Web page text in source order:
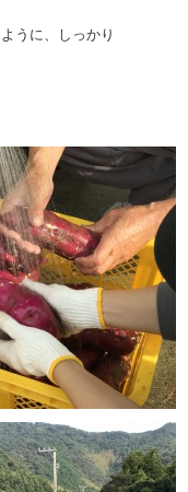
うに、しっかり